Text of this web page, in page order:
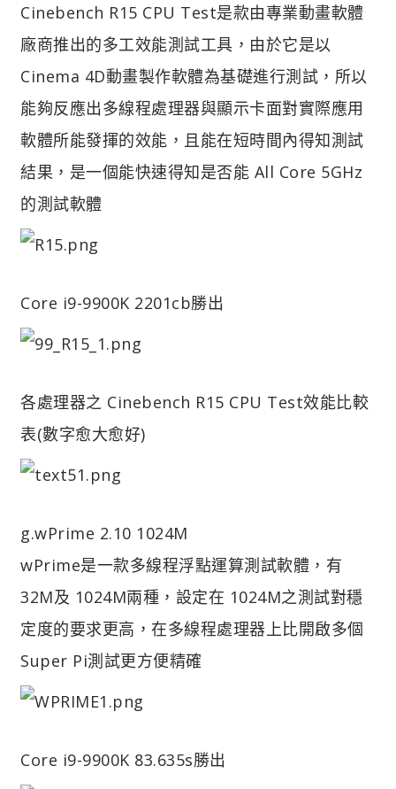
Cinebench R15 CPU Test是款由專業動畫軟體
廠商推出的多工效能測試工具，由於它是以
Cinema 4D動畫製作軟體為基礎進行測試，所以
能夠反應出多線程處理器與顯示卡面對實際應用
軟體所能發揮的效能，且能在短時間內得知測試
結果，是一個能快速得知是否能 All Core 5GHz
的測試軟體
Core i9-9900K 2201cb勝出
各處理器之 Cinebench R15 CPU Test效能比較
表(數字愈大愈好)
g.wPrime 2.10 1024M
wPrime是一款多線程浮點運算測試軟體，有
32M及 1024M兩種，設定在 1024M之測試對穩
定度的要求更高，在多線程處理器上比開啟多個
Super Pi測試更方便精確
Core i9-9900K 83.635s勝出